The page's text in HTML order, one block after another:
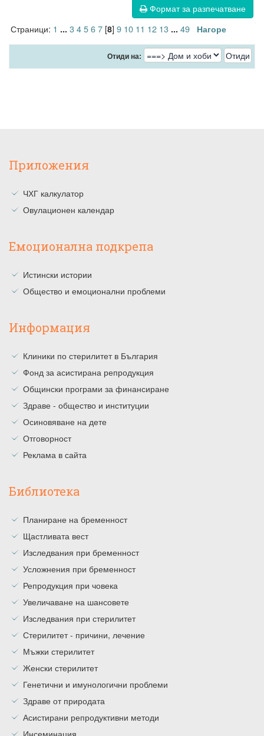
Формат за разпечатване
Страници: 1 ... 34567[8] 9 10 11 12 13 ... 49 Нагоре
Отиди на:
Приложения
ЧХГ калкулатор
Овулационен календар
Емоционална подкрепа
Истински истории
Общество и емоционални проблеми
Информация
Клиники по стерилитет в България
Фонд за асистирана репродукция
Общински програми за финансиране
Здраве - общество и институции
Осиновяване на дете
Отговорност
Реклама в сайта
Библиотека
Планиране на бременност
Щастливата вест
Изследвания при бременност
Усложнения при бременност
Репродукция при човека
Увеличаване на шансовете
Изследвания при стерилитет
Стерилитет - причини, лечение
Мъжки стерилитет
Женски стерилитет
Генетични и имунологични проблеми
Здраве от природата
Асистирани репродуктивни методи
Инсеминация